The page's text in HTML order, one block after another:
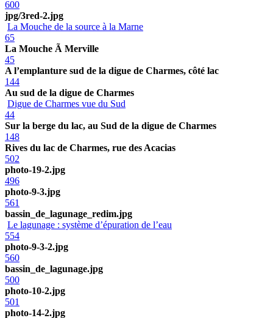
600
jpg/3red-2.jpg
La Mouche de la source à la Marne
65
La Mouche Ã Merville
45
A l’emplanture sud de la digue de Charmes, côté lac
144
Au sud de la digue de Charmes
Digue de Charmes vue du Sud
44
Sur la berge du lac, au Sud de la digue de Charmes
148
Rives du lac de Charmes, rue des Acacias
502
photo-19-2.jpg
496
photo-9-3.jpg
561
bassin_de_lagunage_redim.jpg
Le lagunage : système d’épuration de l’eau
554
photo-9-3-2.jpg
560
bassin_de_lagunage.jpg
500
photo-10-2.jpg
501
photo-14-2.jpg